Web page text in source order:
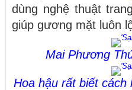
dùng nghệ thuật
giúp gương mặt luôn
Mai Phương
Hoa hậu rất biết cách